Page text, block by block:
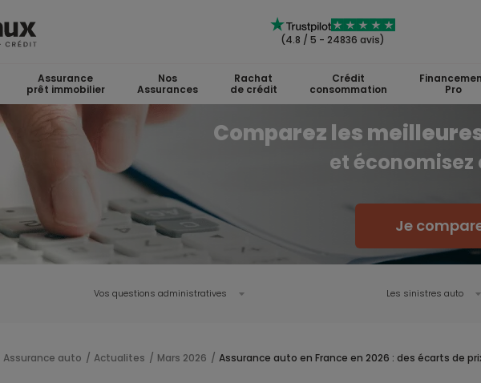
(4.8 / 5 - 24836 avis)
Assurance
prêt immobilier
Nos
Assurances
Rachat
de crédit
Crédit
consommation
Pro
Comparez les
et
Je
Vos questions administratives Les sinistres auto
Assurance auto Actualites Mars 2026 Assurance auto en France en 2026 : des écarts de